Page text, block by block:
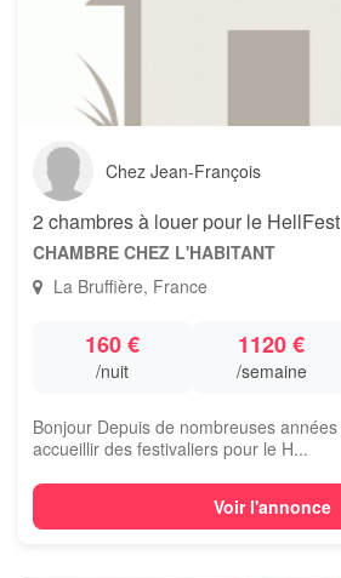
Chez Jean-François
2 chambres à louer pour le HellFest
CHAMBRE CHEZ L'HABITANT
La Bruffière, France
160 €
/nuit
1120 €
/semaine
Bonjour Depuis de nombreuses
accueillir des festivaliers pour le H...
Voir l'annonce